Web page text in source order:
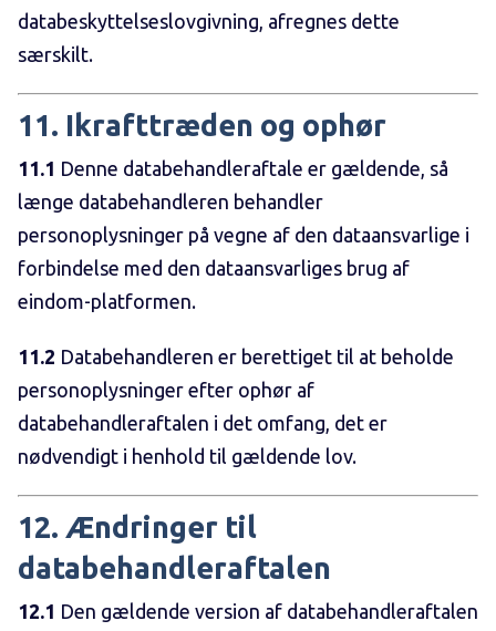
databeskyttelseslovgivning, afregnes dette
særskilt.
11. Ikrafttræden og ophør
11.1 Denne databehandleraftale er gældende, så
længe databehandleren behandler
personoplysninger på vegne af den dataansvarlige i
forbindelse med den dataansvarliges brug af
eindom-platformen.
11.2 Databehandleren er berettiget til at beholde
personoplysninger efter ophør af
databehandleraftalen i det omfang, det er
nødvendigt i henhold til gældende lov.
12. Ændringer til
databehandleraftalen
12.1 Den gældende version af databehandleraftalen